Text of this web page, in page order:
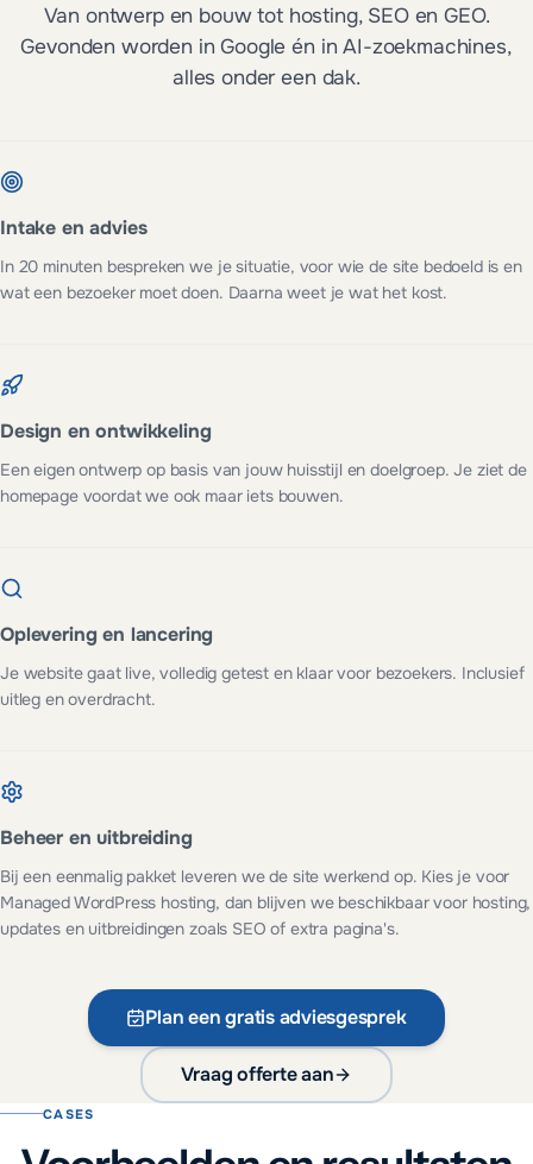
Van ontwerp en bouw tot hosting, SEO en GEO.
Gevonden worden in Google én in AI-zoekmachines,
alles onder een dak.
Intake en advies
In 20 minuten bespreken we je situatie, voor wie de site bedoeld is en
wat een bezoeker moet doen. Daarna weet je wat het kost.
Design en ontwikkeling
Een eigen ontwerp op basis van jouw huisstijl en doelgroep. Je ziet de
homepage voordat we ook maar iets bouwen.
Oplevering en lancering
Je website gaat live, volledig getest en klaar voor bezoekers. Inclusief
uitleg en overdracht.
Beheer en uitbreiding
Bij een eenmalig pakket leveren we de site werkend op. Kies je voor
Managed WordPress hosting, dan blijven we beschikbaar voor hosting,
updates en uitbreidingen zoals SEO of extra pagina's.
Plan een gratis adviesgesprek
Vraag offerte aan
CASES